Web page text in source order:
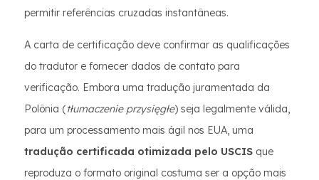
permitir referências cruzadas instantâneas.
A carta de certificação deve confirmar as qualificações
do tradutor e fornecer dados de contato para
verificação. Embora uma tradução juramentada da
Polônia (tłumaczenie przysięgłe) seja legalmente válida,
para um processamento mais ágil nos EUA, uma
tradução certificada otimizada pelo USCIS que
reproduza o formato original costuma ser a opção mais